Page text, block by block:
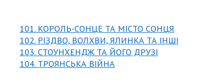
101. КОРОЛЬ-СОНЦЕ ТА МІСТО СОНЦЯ
102. РІЗДВО, ВОЛХВИ, ЯЛИНКА ТА ІНШІ
103. СТОУНХЕНДЖ ТА ЙОГО ДРУЗІ
104. ТРОЯНСЬКА ВІЙНА